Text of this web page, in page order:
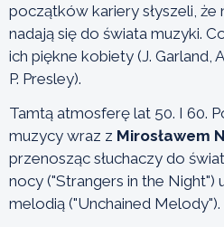
początków kariery słyszeli, że
nadają się do świata muzyki.
ich piękne kobiety (J. Garland,
P. Presley).
Tamtą atmosferę lat 50. I 60.
muzycy wraz z Mirosławem
przenosząc słuchaczy do
nocy ("Strangers in the Night")
melodią ("Unchained Melody").